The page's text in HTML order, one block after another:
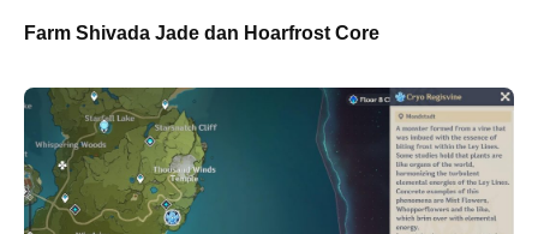
Farm Shivada Jade dan Hoarfrost Core